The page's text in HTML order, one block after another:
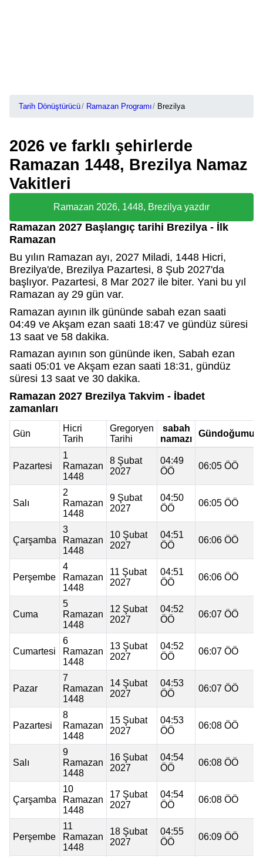
Tarih Dönüştürücü Ramazan Programı Brezilya
2026 ve farklı şehirlerde
Ramazan 1448, Brezilya Namaz
Vakitleri
Ramazan 2026, 1448, Brezilya yazdır
Ramazan 2027 Başlangıç tarihi Brezilya - İlk
Ramazan
Bu yılın Ramazan ayı, 2027 Miladi, 1448 Hicri,
Brezilya'de, Brezilya Pazartesi, 8 Şub 2027'da
başlıyor. Pazartesi, 8 Mar 2027 ile biter. Yani bu yıl
Ramazan ay 29 gün var.
Ramazan ayının ilk gününde sabah ezan saati
04:49 ve Akşam ezan saati 18:47 ve gündüz süresi
13 saat ve 58 dakika.
Ramazan ayının son gününde iken, Sabah ezan
saati 05:01 ve Akşam ezan saati 18:31, gündüz
süresi 13 saat ve 30 dakika.
Ramazan 2027 Brezilya Takvim - İbadet
zamanları
Gün
Hicri
Tarih
Gregoryen
Tarihi
sabah
namazı
Gündoğumu
Pazartesi
1
Ramazan
1448
8 Şubat
2027
04:49
ÖÖ
06:05 ÖÖ
Salı
2
Ramazan
1448
9 Şubat
2027
04:50
ÖÖ
06:05 ÖÖ
Çarşamba
3
Ramazan
1448
10 Şubat
2027
04:51
ÖÖ
06:06 ÖÖ
Perşembe
4
Ramazan
1448
11 Şubat
2027
04:51
ÖÖ
06:06 ÖÖ
Cuma
5
Ramazan
1448
12 Şubat
2027
04:52
ÖÖ
06:07 ÖÖ
Cumartesi
6
Ramazan
1448
13 Şubat
2027
04:52
ÖÖ
06:07 ÖÖ
Pazar
7
Ramazan
1448
14 Şubat
2027
04:53
ÖÖ
06:07 ÖÖ
Pazartesi
8
Ramazan
1448
15 Şubat
2027
04:53
ÖÖ
06:08 ÖÖ
Salı
9
Ramazan
1448
16 Şubat
2027
04:54
ÖÖ
06:08 ÖÖ
Çarşamba
10
Ramazan
1448
17 Şubat
2027
04:54
ÖÖ
06:08 ÖÖ
Perşembe
11
Ramazan
1448
18 Şubat
2027
04:55
ÖÖ
06:09 ÖÖ